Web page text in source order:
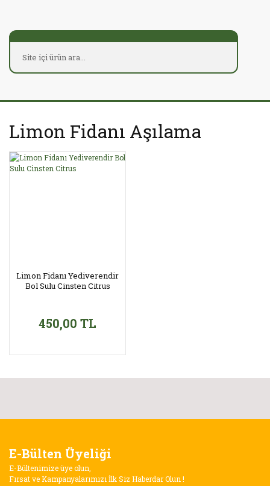
Limon Fidanı Aşılama
Limon Fidanı Yediverendir
Bol Sulu Cinsten Citrus
450,00 TL
E-Bülten Üyeliği
E-Bültenimize üye olun,
Fırsat ve Kampanyalarımızı İlk Siz Haberdar Olun !